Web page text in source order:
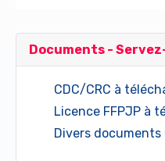
Documents -
CDC/CRC à
Licence FFPJP à
Divers